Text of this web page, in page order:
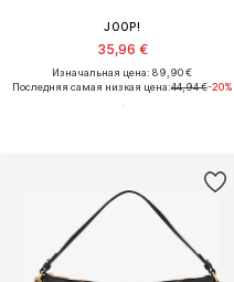
JOOP!
35,96 €
Изначальная цена: 89,90 €
Последняя самая низкая цена:44,94 €-20%